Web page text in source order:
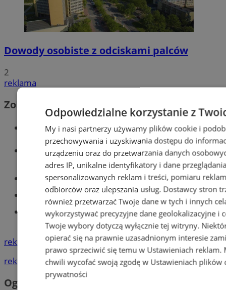
Dowody osobiste z odciskami palców
2
reklama
Zobacz również
Wiadomości kryminalne w Tychach
Wiadomości lokalne
Części samochodowe do -70%!
Tworzenie stron www - Tychy
Znajdź pracę - codziennie nowe
ogłoszenia
reklama
reklama
Ogłoszenia
Odpowiedzialne korzystanie z
My i nasi partnerzy używamy plików cookie i
przechowywania i uzyskiwania dostępu do
urządzeniu oraz do przetwarzania danych
adres IP, unikalne identyfikatory i dane
spersonalizowanych reklam i treści, pomiaru
odbiorców oraz ulepszania usług. Dostawcy stron
również przetwarzać Twoje dane w tych i innych
wykorzystywać precyzyjne dane geolokalizacyjne i
Twoje wybory dotyczą wyłącznie tej witryny.
opierać się na prawnie uzasadnionym interesie
prawo sprzeciwić się temu w Ustawieniach reklam.
chwili wycofać swoją zgodę w Ustawieniach plików
prywatności